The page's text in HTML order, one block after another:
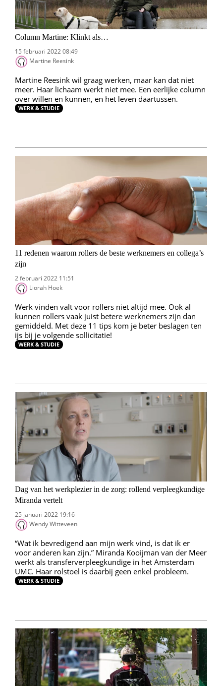
Column Martine: Klinkt als…
15 februari 2022 08:49
Martine Reesink
Martine Reesink wil graag werken, maar kan dat niet
meer. Haar lichaam werkt niet mee. Een eerlijke column
over willen en kunnen, en het leven daartussen.
WERK & STUDIE
11 redenen waarom rollers de beste werknemers en collega’s
zijn
2 februari 2022 11:51
Liorah Hoek
Werk vinden valt voor rollers niet altijd mee. Ook al
kunnen rollers vaak juist betere werknemers zijn dan
gemiddeld. Met deze 11 tips kom je beter beslagen ten
ijs bij je volgende sollicitatie!
WERK & STUDIE
Dag van het werkplezier in de zorg: rollend verpleegkundige
Miranda vertelt
25 januari 2022 19:16
Wendy Witteveen
“Wat ik bevredigend aan mijn werk vind, is dat ik er
voor anderen kan zijn.” Miranda Kooijman van der Meer
werkt als transferverpleegkundige in het Amsterdam
UMC. Haar rolstoel is daarbij geen enkel probleem.
WERK & STUDIE